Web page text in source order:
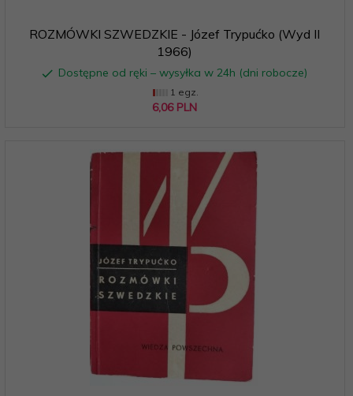
ROZMÓWKI SZWEDZKIE - Józef Trypućko (Wyd II
1966)
Dostępne od ręki – wysyłka w 24h (dni robocze)
1 egz.
6,06 PLN